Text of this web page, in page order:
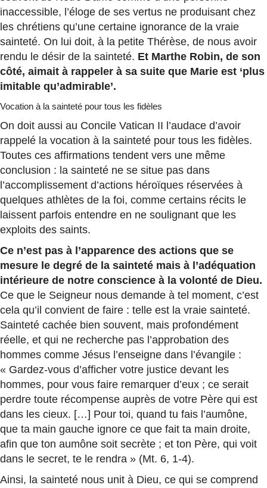
inaccessible, l’éloge de ses vertus ne produisant chez
les chrétiens qu’une certaine ignorance de la vraie
sainteté. On lui doit, à la petite Thérèse, de nous avoir
rendu le désir de la sainteté. Et Marthe Robin, de son
côté, aimait à rappeler à sa suite que Marie est ‘plus
imitable qu’admirable’.
Vocation à la sainteté pour tous les fidèles
On doit aussi au Concile Vatican II l’audace d’avoir
rappelé la vocation à la sainteté pour tous les fidèles.
Toutes ces affirmations tendent vers une même
conclusion : la sainteté ne se situe pas dans
l’accomplissement d’actions héroïques réservées à
quelques athlètes de la foi, comme certains récits le
laissent parfois entendre en ne soulignant que les
exploits des saints.
Ce n’est pas à l’apparence des actions que se
mesure le degré de la sainteté mais à l’adéquation
intérieure de notre conscience à la volonté de Dieu.
Ce que le Seigneur nous demande à tel moment, c’est
cela qu’il convient de faire : telle est la vraie sainteté.
Sainteté cachée bien souvent, mais profondément
réelle, et qui ne recherche pas l’approbation des
hommes comme Jésus l’enseigne dans l’évangile :
« Gardez-vous d’afficher votre justice devant les
hommes, pour vous faire remarquer d’eux ; ce serait
perdre toute récompense auprès de votre Père qui est
dans les cieux. […] Pour toi, quand tu fais l’aumône,
que ta main gauche ignore ce que fait ta main droite,
afin que ton aumône soit secrète ; et ton Père, qui voit
dans le secret, te le rendra » (Mt. 6, 1-4).
Ainsi, la sainteté nous unit à Dieu, ce qui se comprend